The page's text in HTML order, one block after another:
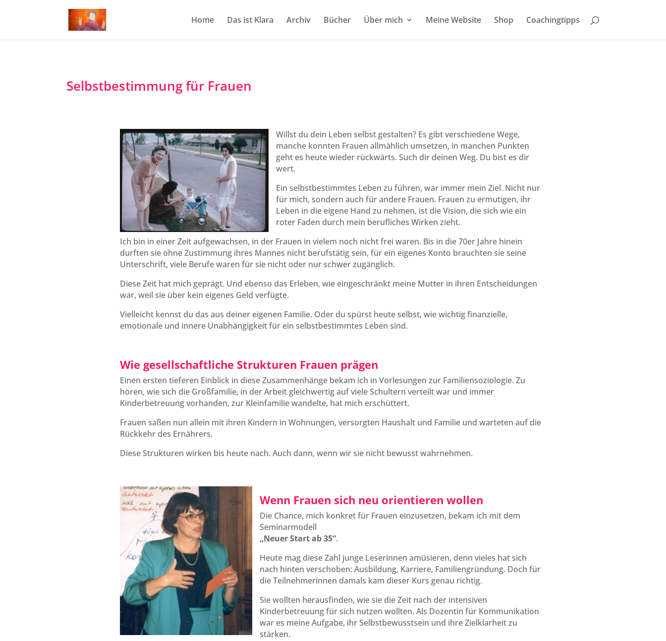
Home Das ist Klara Archiv Bücher Über mich Meine Website Shop Coachingtipps
Selbstbestimmung für Frauen
Willst du dein Leben selbst gestalten? Es gibt verschiedene Wege,
manche konnten Frauen allmählich umsetzen, in manchen Punkten
geht es heute wieder rückwärts. Such dir deinen Weg. Du bist es dir
wert.
Ein selbstbestimmtes Leben zu führen, war immer mein Ziel. Nicht nur
für mich, sondern auch für andere Frauen. Frauen zu ermutigen, ihr
Leben in die eigene Hand zu nehmen, ist die Vision, die sich wie ein
roter Faden durch mein berufliches Wirken zieht.
Ich bin in einer Zeit aufgewachsen, in der Frauen in vielem noch nicht frei waren. Bis in die 70er Jahre hinein
durften sie ohne Zustimmung ihres Mannes nicht berufstätig sein, für ein eigenes Konto brauchten sie seine
Unterschrift, viele Berufe waren für sie nicht oder nur schwer zugänglich.
Diese Zeit hat mich geprägt. Und ebenso das Erleben, wie eingeschränkt meine Mutter in ihren Entscheidungen
war, weil sie über kein eigenes Geld verfügte.
Vielleicht kennst du das aus deiner eigenen Familie. Oder du spürst heute selbst, wie wichtig finanzielle,
emotionale und innere Unabhängigkeit für ein selbstbestimmtes Leben sind.
Wie gesellschaftliche Strukturen Frauen prägen
Einen ersten tieferen Einblick in diese Zusammenhänge bekam ich in Vorlesungen zur Familiensoziologie. Zu
hören, wie sich die Großfamilie, in der Arbeit gleichwertig auf viele Schultern verteilt war und immer
Kinderbetreuung vorhanden, zur Kleinfamilie wandelte, hat mich erschüttert.
Frauen saßen nun allein mit ihren Kindern in Wohnungen, versorgten Haushalt und Familie und warteten auf die
Rückkehr des Ernährers.
Diese Strukturen wirken bis heute nach. Auch dann, wenn wir sie nicht bewusst wahrnehmen.
Wenn Frauen sich neu orientieren wollen
Die Chance, mich konkret für Frauen einzusetzen, bekam ich mit dem
Seminarmodell
„Neuer Start ab 35“.
Heute mag diese Zahl junge Leserinnen amüsieren, denn vieles hat sich
nach hinten verschoben: Ausbildung, Karriere, Familiengründung. Doch für
die Teilnehmerinnen damals kam dieser Kurs genau richtig.
Sie wollten herausfinden, wie sie die Zeit nach der intensiven
Kinderbetreuung für sich nutzen wollten. Als Dozentin für Kommunikation
war es meine Aufgabe, ihr Selbstbewusstsein und ihre Zielklarheit zu
stärken.